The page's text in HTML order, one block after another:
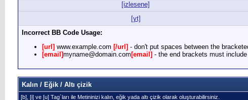
[izlesene]
[yt]
Incorrect BB Code Usage:
[url] www.example.com [/url] - don't put spaces between the
[email]myname@domain.com [email] - the end brackets must
Kalın / Eğik / Altı çizik
[b], [i] ve [u] Tag´ları ile Metininizi kalın, eğik yada altı çizik olarak oluşturabilirsiniz.